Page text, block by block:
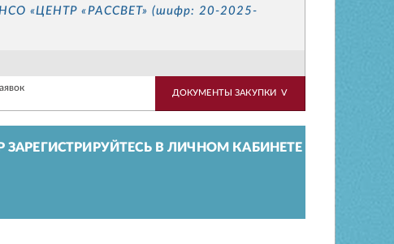
НСО «ЦЕНТР «РАССВЕТ» (шифр: 20-2025-
ДОКУМЕНТЫ ЗАКУПКИ V
В ЛИЧНОМ КАБИНЕТЕ